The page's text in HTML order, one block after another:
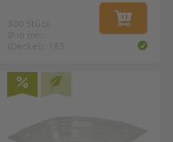
IN DEN